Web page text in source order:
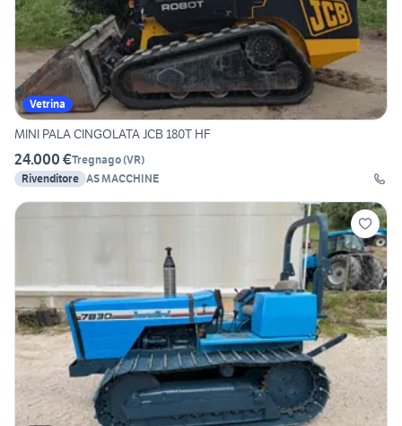
Vetrina
MINI PALA CINGOLATA JCB 180T HF
24.000 €Tregnago(VR)
Rivenditore AS MACCHINE